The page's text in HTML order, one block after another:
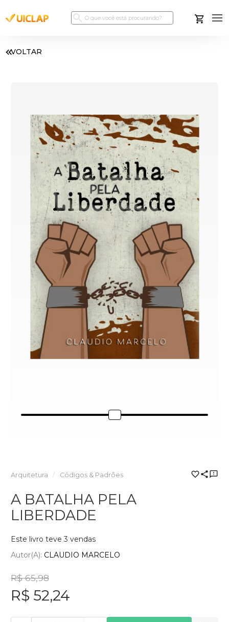
VOLTAR
Arquitetura Códigos & Padrões
A BATALHA PELA
LIBERDADE
Este livro teve 3 vendas
Autor(a): CLAUDIO MARCELO
R$ 65,98
R$ 52,24